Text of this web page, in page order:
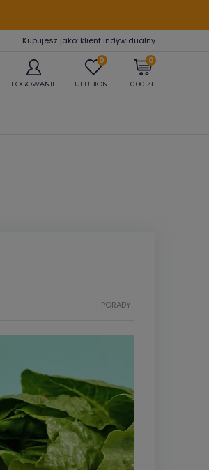
Kupujesz jako: klient indywidualny
LOGOWANIE
0
ULUBIONE
0
0.00 ZŁ
PORADY